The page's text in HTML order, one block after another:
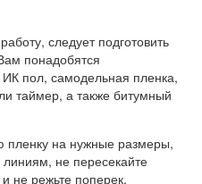
следует подготовить
понадобятся
пол, самодельная пленка,
таймер, а также битумный
на нужные размеры,
не пересекайте
не режьте поперек.